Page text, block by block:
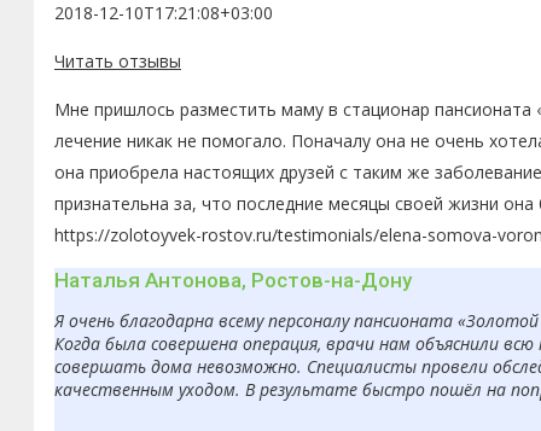
2018-12-10T17:21:08+03:00
Читать отзывы
Мне пришлось разместить маму в стационар
лечение никак не помогало. Поначалу она не очень
она приобрела настоящих друзей с таким же
признательна за, что последние месяцы своей жизни
https://zolotoyvek-rostov.ru/testimonials/elena-somova-
Наталья Антонова, Ростов-на-Дону
Я очень благодарна всему персоналу пансионата
Когда была совершена операция, врачи нам объяснили
совершать дома невозможно. Специалисты провели
качественным уходом. В результате быстро пошёл на